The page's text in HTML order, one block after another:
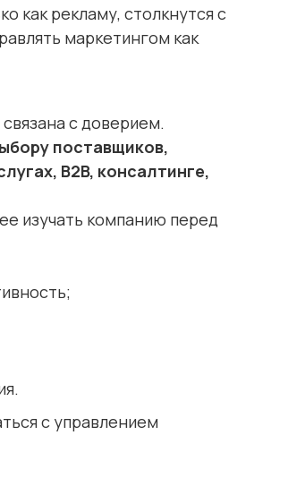
как рекламу, столкнутся с
маркетингом как
с доверием.
поставщиков,
B2B, консалтинге,
изучать компанию перед
с управлением